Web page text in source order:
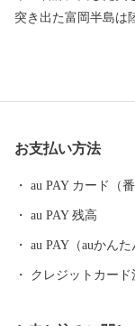
突き出た富岡半島は
定を受けています
では、幕府側の拠点
町へお越しください。 【重要：受領書およびワンストップ特
請書について】 ・
から約2週間後に発
お支払い方法
au PAY カード（
au PAY 残高
au PAY（auかん
クレジットカード